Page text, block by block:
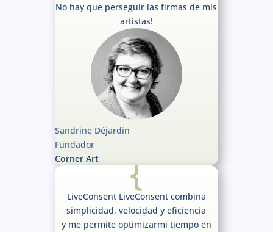
No hay que perseguir las firmas de mis
artistas!
Sandrine Déjardin
Fundador
Corner Art
{
LiveConsent LiveConsent combina
simplicidad, velocidad y eficiencia
y me permite optimizarmi tiempo en